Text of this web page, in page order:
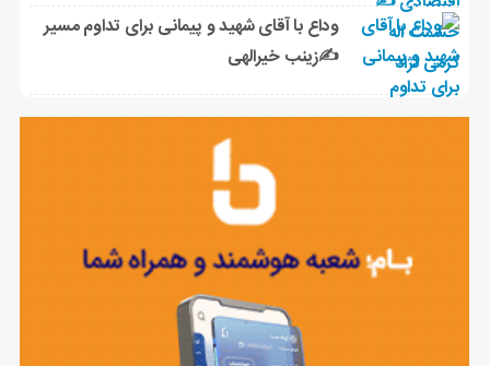
وداع با آقای شهید و پیمانی برای تداوم مسیر
✍زینب خیرالهی